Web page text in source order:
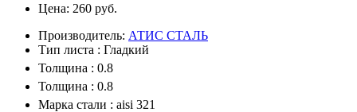
Цена: 260 руб.
Производитель: АТИС СТАЛЬ
Тип листа : Гладкий
Толщина : 0.8
Толщина : 0.8
Марка стали : aisi 321